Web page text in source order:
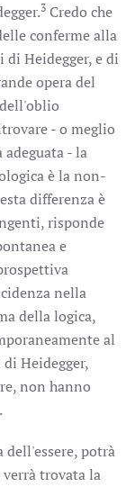
3 Credo che
conferme alla
Heidegger, e di
opera del
- o meglio
- la
è la non-
differenza è
risponde
e
nella
della logica,
al
Heidegger,
non hanno
dell'essere, potrà
trovata la